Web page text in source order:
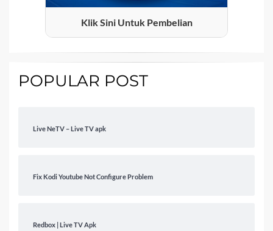
Klik Sini Untuk Pembelian
POPULAR POST
Live NeTV – Live TV apk
Fix Kodi Youtube Not Configure Problem
Redbox | Live TV Apk